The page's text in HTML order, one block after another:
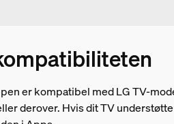
er kompatibel med LG TV-
derover. Hvis dit TV